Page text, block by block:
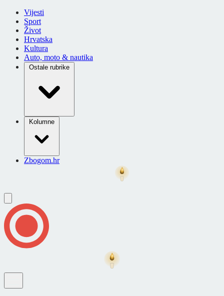
Vijesti
Sport
Život
Hrvatska
Kultura
Auto, moto & nautika
Ostale rubrike
Kolumne
Zbogom.hr